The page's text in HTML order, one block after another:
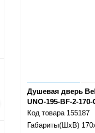
Душевая дверь
UNO-195-BF-2-170-
Код товара 155187
Габариты(ШхВ)